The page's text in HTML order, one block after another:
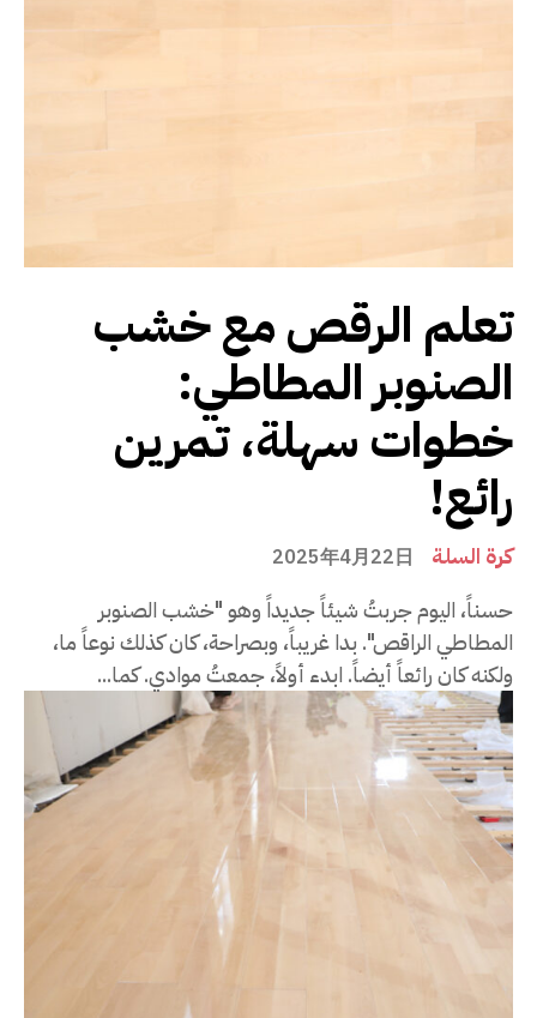
تعلم الرقص مع خشب
الصنوبر المطاطي:
خطوات سهلة، تمرين
رائع!
كرة السلة 2025年4月22日
حسناً، اليوم جربتُ شيئاً جديداً وهو "خشب الصنوبر
المطاطي الراقص". بدا غريباً، وبصراحة، كان كذلك نوعاً ما،
ولكنه كان رائعاً أيضاً. ابدء أولاً، جمعتُ موادي. كما...